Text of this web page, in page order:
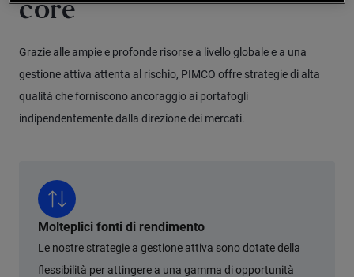
core
Grazie alle ampie e profonde risorse a livello globale e a una
gestione attiva attenta al rischio, PIMCO offre strategie di alta
qualità che forniscono ancoraggio ai portafogli
indipendentemente dalla direzione dei mercati.
Molteplici fonti di rendimento
Le nostre strategie a gestione attiva sono dotate della
flessibilità per attingere a una gamma di opportunità